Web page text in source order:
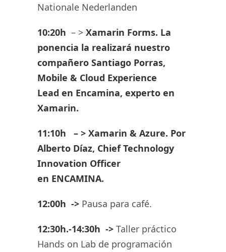
Nationale Nederlanden
10:20h – > Xamarin Forms. La
ponencia la realizará nuestro
compañero Santiago Porras,
Mobile & Cloud Experience
Lead en Encamina, experto en
Xamarin.
11:10h – > Xamarin & Azure. Por
Alberto Díaz, Chief Technology
Innovation Officer
en ENCAMINA.
12:00h -> Pausa para café.
12:30h.-14:30h -> Taller práctico
Hands on Lab de programación